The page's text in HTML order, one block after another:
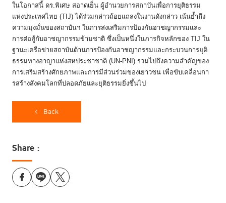
ในโอกาสนี้ ดร.พิเศษ สอาดเย็น ผู้อำนวยการสถาบันเพื่อการยุติธรรม
แห่งประเทศไทย (TIJ) ได้ร่วมกล่าวถ้อยแถลงในงานดังกล่าว เน้นย้ำถึง
ความมุ่งมั่นของสถาบันฯ ในการส่งเสริมการป้องกันอาชญากรรมและ
การต่อสู้กับอาชญากรรมข้ามชาติ ซึ่งเป็นหนึ่งในภารกิจหลักของ TIJ ใน
ฐานะเครือข่ายสถาบันด้านการป้ องกันอาชญากรรมและกระบวนการยุติ
ธรรมทางอาญาแห่งสหประชาชาติ (UN-PNI) รวมไปถึงความสำคัญของ
การเสริมสร้างศักยภาพและการมีส่วนร่วมของเยาวชน เพื่อขับเคลื่อนกา
รสร้างสังคมโลกที่ปลอดภัยและยุติธรรมยิ่งขึ้นไป
Back
Share :